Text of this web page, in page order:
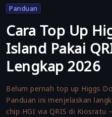
Panduan
Cara Top Up
Island Pakai
Lengkap 2026
Belum pernah top up Higgs
Panduan ini menjelaskan
chip HGI via QRIS di